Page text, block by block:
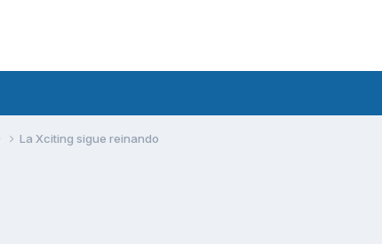
La Xciting sigue reinando